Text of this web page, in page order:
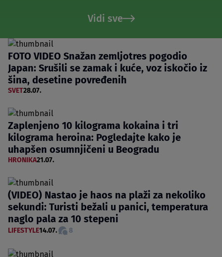
Vidi sve
FOTO VIDEO Snažan zemljotres pogodio
Japan: Srušili se zamak i kuće, voz iskočio iz
šina, desetine povređenih
SVET28.07.
Zaplenjeno 10 kilograma kokaina i tri
kilograma heroina: Pogledajte kako je
uhapšen osumnjičeni u Beogradu
HRONIKA21.07.
(VIDEO) Nastao je haos na plaži za nekoliko
sekundi: Turisti bežali u panici, temperatura
naglo pala za 10 stepeni
LIFESTYLE14.07. 8